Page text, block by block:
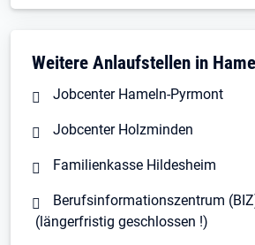
Weitere Anlaufstellen in
Jobcenter Hameln-Pyrmont
Jobcenter Holzminden
Familienkasse Hildesheim
Berufsinformationszentrum
(längerfristig geschlossen !)